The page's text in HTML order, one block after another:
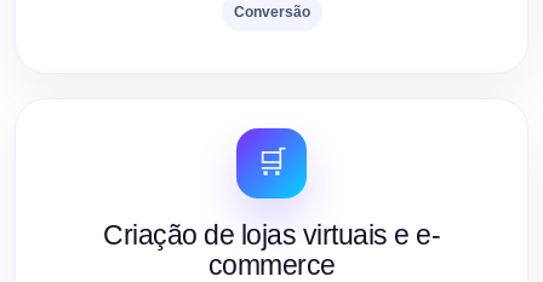
Conversão
🛒
Criação de lojas virtuais e e-
commerce